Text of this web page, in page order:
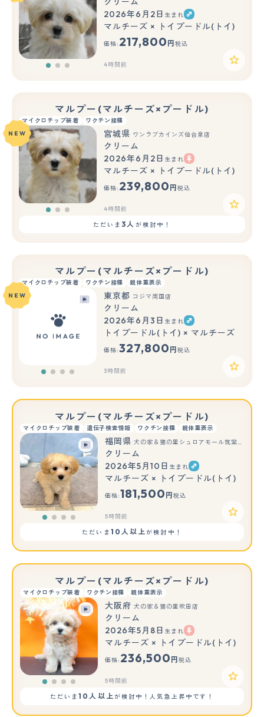
もっと見る
2026年6月2日 生まれ
マルチーズ × トイプードル(トイ)
価格: 217,800 円 税込
4時間前
マルプー(マルチーズ×プードル)
マイクロチップ装着 ワクチン接種
もっと見る
NEW 宮城県 ワンラブカインズ仙台泉店
クリーム
2026年6月2日 生まれ
マルチーズ × トイプードル(トイ)
価格: 239,800 円 税込
4時間前
ただいま3人 が検討中！
マルプー(マルチーズ×プードル)
マイクロチップ装着 ワクチン接種
親体重表示
NEW
東京都 コジマ両国店
クリーム
2026年6月3日 生まれ
トイプードル(トイ) × マルチーズ
価格:327,800 円 税込
3時間前
マルプー(マルチーズ×プードル)
マイクロチップ装着 遺伝子検査情報 ワクチン接種 親体重表示
福岡県 犬の家＆猫の里シュロアモール筑紫野店
クリーム
2026年5月10日 生まれ
マルチーズ × トイプードル(トイ)
価格:181,500 円 税込
5時間前
ただいま 10人以上が検討中！
マルプー(マルチーズ×プードル)
マイクロチップ装着 ワクチン接種 親体重表示
大阪府 犬の家＆猫の里吹田店
クリーム
2026年5月8日 生まれ
マルチーズ × トイプードル(トイ)
価格: 236,500 円 税込
5時間前
ただいま10人以上が検討中！人気急上昇中です！